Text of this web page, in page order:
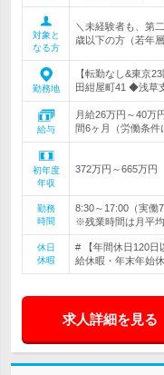
対象と
なる方
＼未経験者も、第
歳以下の方（若年
勤務地
【転勤なし&東京
田紺屋町41 ◆浅草
給与
月給26万円～40
間6ヶ月（労働条
初年度
年収
372万円～665万円
勤務
時間
8:30～17:00（実働
※残業時間は月平
休日
休暇
# 【年間休日120日
給休暇・年末年始
求人詳細を見る